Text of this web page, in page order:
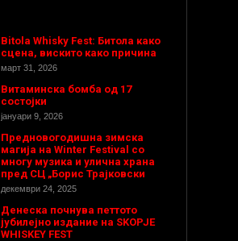
Bitola Whisky Fest: Битола како
сцена, вискито како причина
март 31, 2026
Витаминска бомба од 17
состојки
јануари 9, 2026
Предновогодишнa зимска
магија на Winter Festival со
многу музика и улична храна
пред СЦ „Борис Трајковски
декември 24, 2025
Денеска почнува петтото
јубилејно издание на SKOPJE
WHISKEY FEST